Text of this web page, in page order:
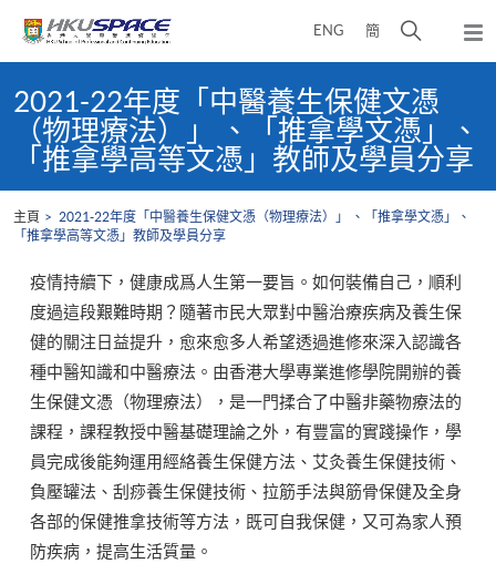
ENG 簡
開
搜
尋
介
面
彈
出
單
content
start2021-22年度「中醫養生保健文憑
（物理療法）」 、「推拿學文憑」、
「推拿學高等文憑」教師及學員分享
主頁
2021-22年度「中醫養生保健文憑（物理療法）」 、「推拿學文憑」、
「推拿學高等文憑」教師及學員分享
疫情持續下，健康成爲人生第一要旨。如何裝備自己，順利
度過這段艱難時期？隨著市民大眾對中醫治療疾病及養生保
健的關注日益提升，愈來愈多人希望透過進修來深入認識各
種中醫知識和中醫療法。由香港大學專業進修學院開辦的養
生保健文憑（物理療法），是一門揉合了中醫非藥物療法的
課程，課程教授中醫基礎理論之外，有豐富的實踐操作，學
員完成後能夠運用經絡養生保健方法、艾灸養生保健技術、
負壓罐法、刮痧養生保健技術、拉筋手法與筋骨保健及全身
各部的保健推拿技術等方法，既可自我保健，又可為家人預
防疾病，提高生活質量。